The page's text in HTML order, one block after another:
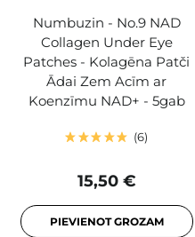
Numbuzin - No.9 NAD
Collagen Under Eye
Patches - Kolagēna Patči
Ādai Zem Acīm ar
Koenzīmu NAD+ - 5gab
6
15,50 €
PIEVIENOT GROZAM